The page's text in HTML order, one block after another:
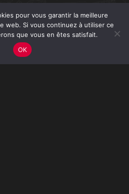
pour vous garantir la meilleure
web. Si vous continuez à utiliser ce
que vous en êtes satisfait.
OK